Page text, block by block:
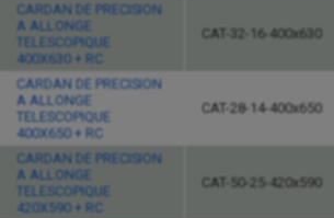
CARDAN DE PRECISION
A ALLONGE
TELESCOPIQUE
400X630 + RC
CAT-32-16-400x630
CARDAN DE PRECISION
A ALLONGE
TELESCOPIQUE
400X650 + RC
CAT-28-14-400x650
CARDAN DE PRECISION
A ALLONGE
TELESCOPIQUE
420X590 + RC
CAT-50-25-420x590